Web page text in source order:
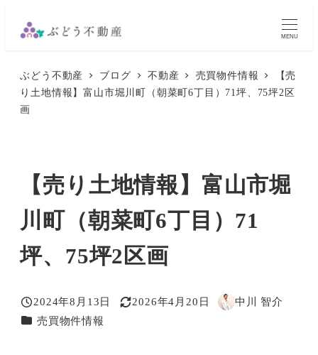
MENU
ぶどう不動産 ブログ 不動産 売買物件情報
【売
り土地情報】富山市堀川町（朝菜町6丁目）71坪、75坪2区
画
【売り土地情報】富山市堀
川町（朝菜町6丁目）71
坪、75坪2区画
投稿日
2024年8月13日
更新日
2026年4月20日
著
中川 智介
カテゴリー
売買物件情報